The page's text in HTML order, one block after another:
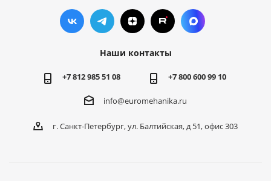
Наши контакты
+7 812 985 51 08 +7 800 600 99 10
info@euromehanika.ru
г. Санкт-Петербург, ул. Балтийская, д 51, офис 303